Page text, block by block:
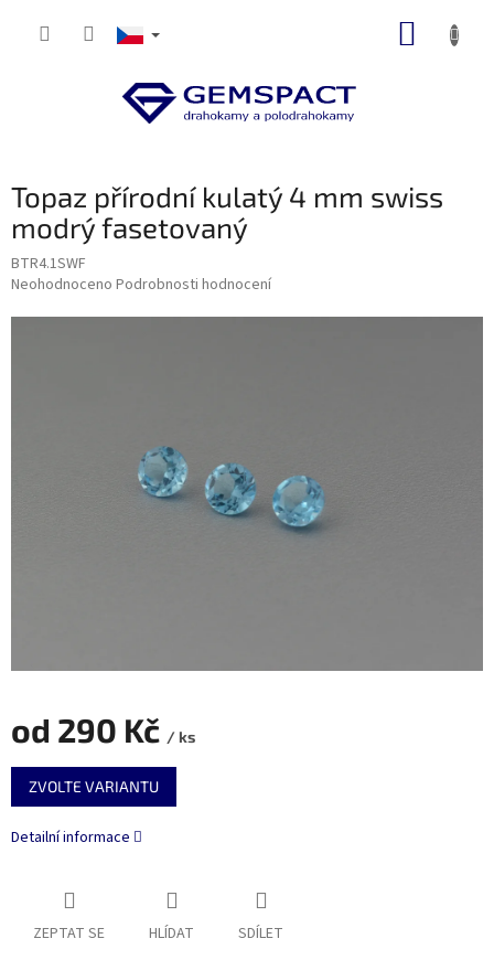
Topaz přírodní kulatý 4 mm swiss
modrý fasetovaný
BTR4.1SWF
Průměrné
Neohodnoceno Podrobnosti hodnocení
od 290 Kč / ks
Měrná
cena:
ZVOLTE VARIANTU
Detailní informace
ZEPTAT SE HLÍDAT SDÍLET